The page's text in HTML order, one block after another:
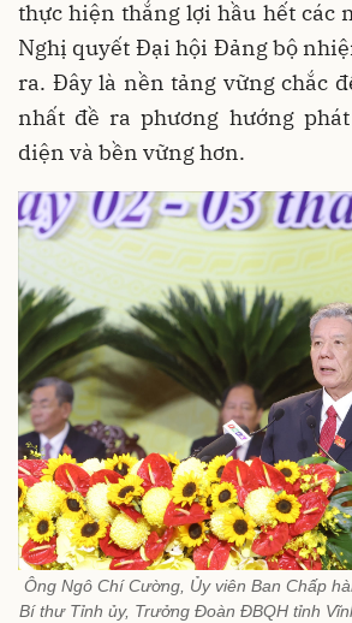
thực hiện thắng lợi hầu hết các
Nghị quyết Đại hội Đảng bộ
ra. Đây là nền tảng vững chắc
nhất đề ra phương hướng
diện và bền vững hơn.
Ông Ngô Chí Cường, Ủy viên Ban Chấp
Bí thư Tỉnh ủy, Trưởng Đoàn ĐBQH tỉnh